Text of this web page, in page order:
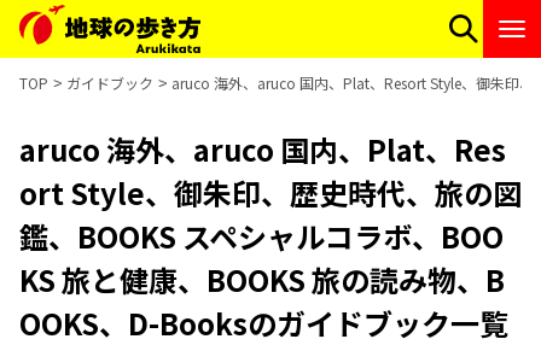
TOP ガイドブック aruco 海外、aruco 国内、Plat、Resort Style、御朱印、
aruco 海外、aruco 国内、Plat、Res
ort Style、御朱印、歴史時代、旅の図
鑑、BOOKS スペシャルコラボ、BOO
KS 旅と健康、BOOKS 旅の読み物、B
OOKS、D-Booksのガイドブック一覧